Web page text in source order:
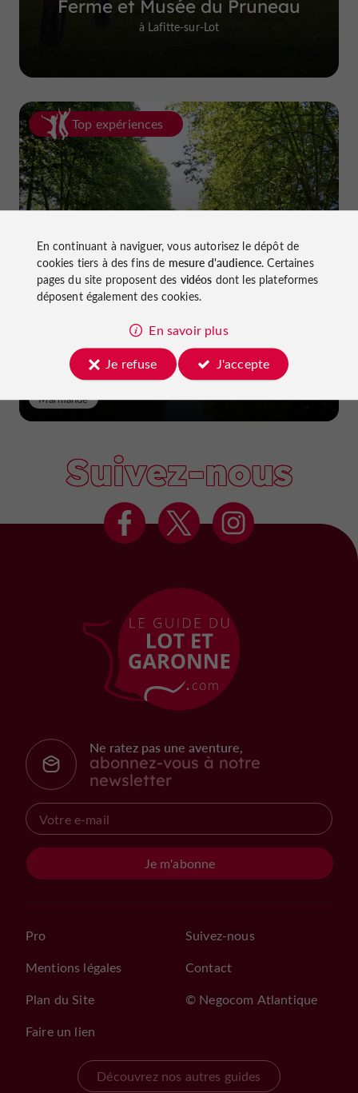
Ferme et Musée du Pruneau
à Lafitte-sur-Lot
Top expériences
Faire du vélo dans le Lot-et-Garonne :
pistes cyclables et voies vertes !
Marmande
Suivez-nous
Ne ratez pas une aventure,
abonnez-vous à notre
newsletter
Je m'abonne
Pro
Mentions légales
Plan du Site
Faire un lien
Suivez-nous
Contact
© Negocom Atlantique
Découvrez nos autres guides
En continuant à naviguer, vous autorisez le dépôt de
cookies tiers à des fins de mesure d'audience. Certaines
pages du site proposent des vidéos dont les plateformes
déposent également des cookies.
En savoir plus
Je refuse
J'accepte